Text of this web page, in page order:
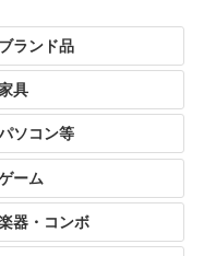
ブランド品
具
ソコン等
ーム
器・コンボ